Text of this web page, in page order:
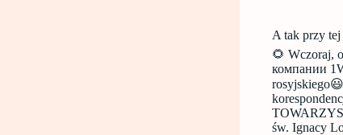
A tak przy
🌻 Wczoraj,
компании
św. Ignacy